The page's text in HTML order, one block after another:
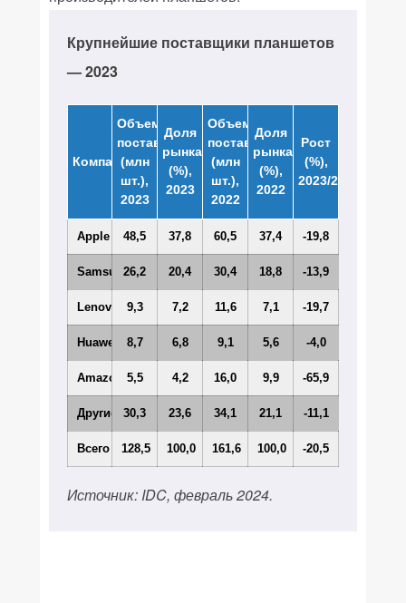
Крупнейшие поставщики планшетов
— 2023
Компания
Объем
поставок
(млн
шт.),
2023
Доля
рынка
(%),
2023
Объем
поставок
(млн
шт.),
2022
Доля
рынка
(%),
2022
Рост
(%),
2023/2022
Apple 48,5 37,8 60,5 37,4 -19,8
Samsung26,2 20,4 30,4 18,8 -13,9
Lenovo 9,3 7,2 11,6 7,1 -19,7
Huawei 8,7 6,8 9,1 5,6 -4,0
Amazon.com
5,5 4,2 16,0 9,9 -65,9
Другие 30,3 23,6 34,1 21,1 -11,1
Всего 128,5 100,0 161,6 100,0 -20,5
Источник: IDC, февраль 2024.